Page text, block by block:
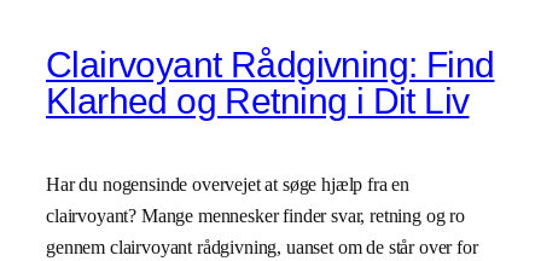
Clairvoyant Rådgivning: Find
Klarhed og Retning i Dit Liv
Har du nogensinde overvejet at søge hjælp fra en
clairvoyant? Mange mennesker finder svar, retning og ro
gennem clairvoyant rådgivning, uanset om de står over for